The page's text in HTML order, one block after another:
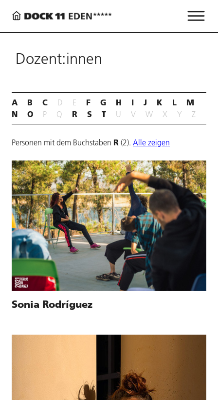
Dozent:innen
A B C D E F G H I J K L
M
N
O P Q R S T U V W X Y Z
Personen mit dem Buchstaben R (2). Alle zeigen
Sonia Rodríguez